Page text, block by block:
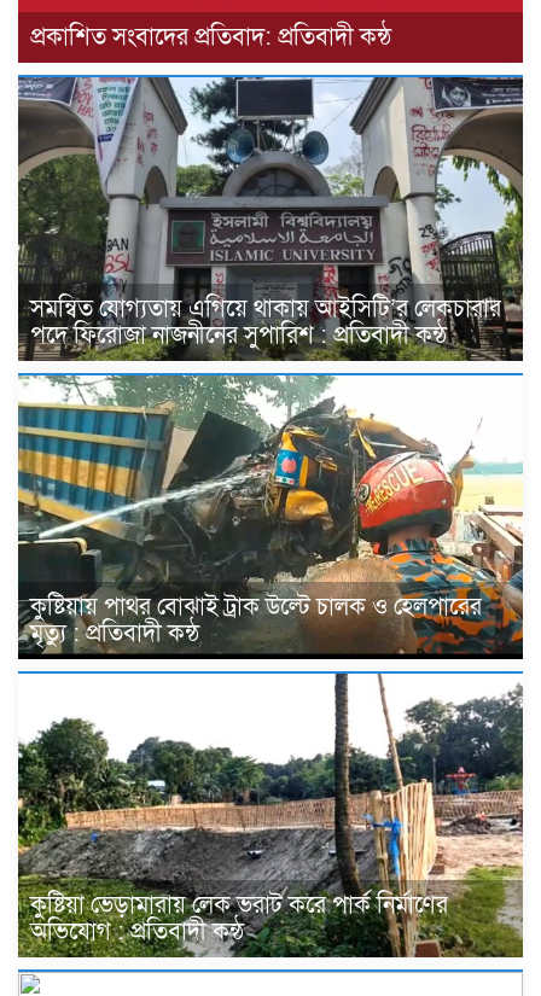
প্রকাশিত সংবাদের প্রতিবাদ: প্রতিবাদী কন্ঠ
সমন্বিত যোগ্যতায় এগিয়ে থাকায় আইসিটি’র লেকচারার
পদে ফিরোজা নাজনীনের সুপারিশ : প্রতিবাদী কন্ঠ
কুষ্টিয়ায় পাথর বোঝাই ট্রাক উল্টে চালক ও হেলপারের
মৃত্যু : প্রতিবাদী কন্ঠ
কুষ্টিয়া ভেড়ামারায় লেক ভরাট করে পার্ক নির্মাণের
অভিযোগ : প্রতিবাদী কন্ঠ